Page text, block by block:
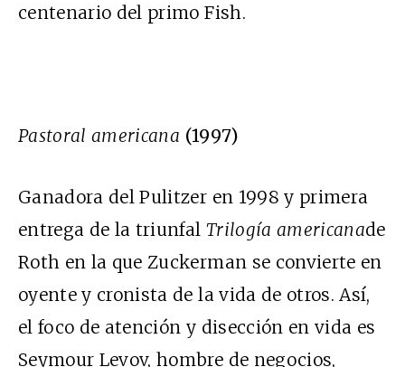
centenario del primo Fish.
Pastoral americana (1997)
Ganadora del Pulitzer en 1998 y primera
entrega de la triunfal Trilogía americanade
Roth en la que Zuckerman se convierte en
oyente y cronista de la vida de otros. Así,
el foco de atención y disección en vida es
Seymour Levov, hombre de negocios,